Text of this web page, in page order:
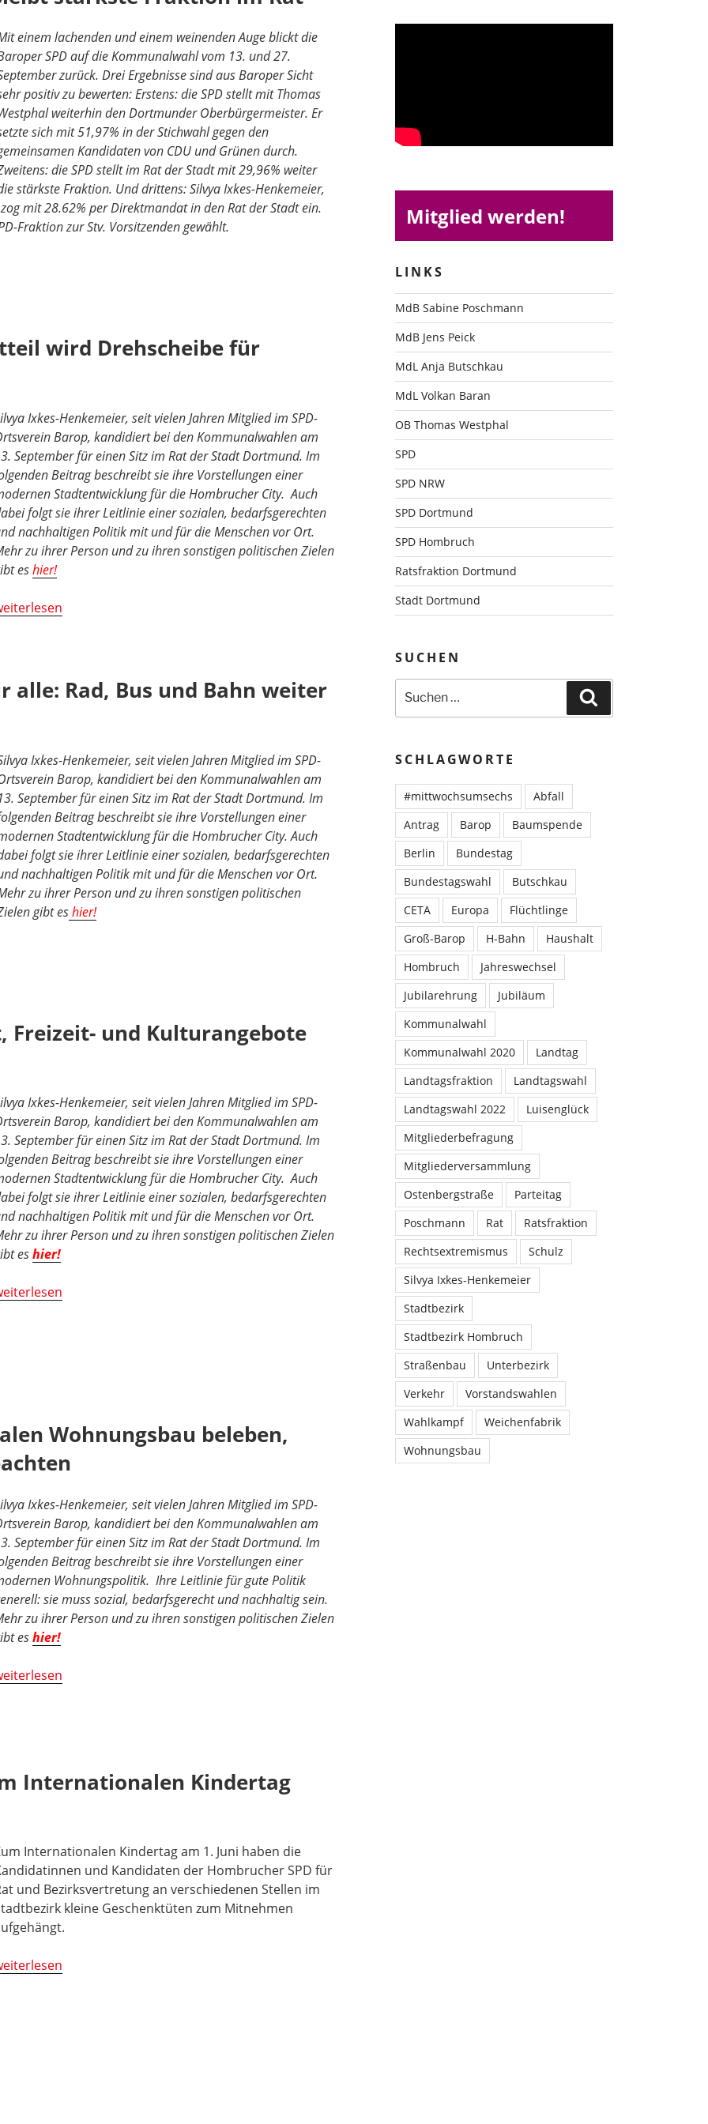
einem lachenden und einem weinenden Auge blickt die
SPD auf die Kommunalwahl vom 13. und 27.
zurück. Drei Ergebnisse sind aus Baroper Sicht
positiv zu bewerten: Erstens: die SPD stellt mit Thomas
weiterhin den Dortmunder Oberbürgermeister. Er
sich mit 51,97% in der Stichwahl gegen den
Kandidaten von CDU und Grünen durch.
die SPD stellt im Rat der Stadt mit 29,96% weiter
stärkste Fraktion. Und drittens: Silvya Ixkes-Henkemeier,
mit 28.62% per Direktmandat in den Rat der Stadt ein.
Fraktion zur Stv. Vorsitzenden gewählt.
wird Drehscheibe für
Ixkes-Henkemeier, seit vielen Jahren Mitglied im SPD-
Barop, kandidiert bei den Kommunalwahlen am
September für einen Sitz im Rat der Stadt Dortmund. Im
Beitrag beschreibt sie ihre Vorstellungen einer
Stadtentwicklung für die Hombrucher City. Auch
folgt sie ihrer Leitlinie einer sozialen, bedarfsgerechten
nachhaltigen Politik mit und für die Menschen vor Ort.
zu ihrer Person und zu ihren sonstigen politischen Zielen
eshier!
Rad, Bus und Bahn weiter
Ixkes-Henkemeier, seit vielen Jahren Mitglied im SPD-
Barop, kandidiert bei den Kommunalwahlen am
September für einen Sitz im Rat der Stadt Dortmund. Im
Beitrag beschreibt sie ihre Vorstellungen einer
Stadtentwicklung für die Hombrucher City. Auch
folgt sie ihrer Leitlinie einer sozialen, bedarfsgerechten
nachhaltigen Politik mit und für die Menschen vor Ort.
zu ihrer Person und zu ihren sonstigen politischen
gibt eshier!
und Kulturangebote
Ixkes-Henkemeier, seit vielen Jahren Mitglied im SPD-
Barop, kandidiert bei den Kommunalwahlen am
September für einen Sitz im Rat der Stadt Dortmund. Im
Beitrag beschreibt sie ihre Vorstellungen einer
Stadtentwicklung für die Hombrucher City. Auch
folgt sie ihrer Leitlinie einer sozialen, bedarfsgerechten
nachhaltigen Politik mit und für die Menschen vor Ort.
zu ihrer Person und zu ihren sonstigen politischen Zielen
eshier!
Wohnungsbau beleben,
Ixkes-Henkemeier, seit vielen Jahren Mitglied im SPD-
Barop, kandidiert bei den Kommunalwahlen am
September für einen Sitz im Rat der Stadt Dortmund. Im
Beitrag beschreibt sie ihre Vorstellungen einer
Wohnungspolitik. Ihre Leitlinie für gute Politik
sie muss sozial, bedarfsgerecht und nachhaltig sein.
zu ihrer Person und zu ihren sonstigen politischen Zielen
eshier!
Internationalen Kindertag
Internationalen Kindertag am 1. Juni haben die
und Kandidaten der Hombrucher SPD für
und Bezirksvertretung an verschiedenen Stellen im
kleine Geschenktüten zum Mitnehmen
Mitglied werden!
LINKS
MdB Sabine Poschmann
MdB Jens Peick
MdL Anja Butschkau
MdL Volkan Baran
OB Thomas Westphal
SPD
SPD NRW
SPD Dortmund
SPD Hombruch
Ratsfraktion Dortmund
Stadt Dortmund
SUCHEN
nach:
SCHLAGWORTE
#mittwochsumsechs
Abfall
Antrag
Barop
Baumspende
Berlin
Bundestag
Bundestagswahl
Butschkau
CETA
Europa
Flüchtlinge
Groß-Barop
H-Bahn
Haushalt
Hombruch
Jahreswechsel
Jubilarehrung
Jubiläum
Kommunalwahl
Kommunalwahl 2020
Landtag
Landtagsfraktion
Landtagswahl
Landtagswahl 2022
Luisenglück
Mitgliederbefragung
Mitgliederversammlung
Ostenbergstraße
Parteitag
Poschmann
Rat
Ratsfraktion
Rechtsextremismus
Schulz
Silvya Ixkes-Henkemeier
Stadtbezirk
Stadtbezirk Hombruch
Straßenbau
Unterbezirk
Verkehr
Vorstandswahlen
Wahlkampf
Weichenfabrik
Wohnungsbau